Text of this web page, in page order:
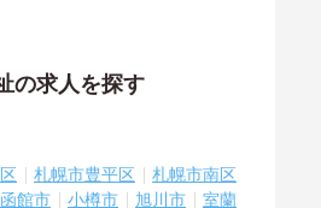
の求人を探す
札幌市豊平区
札幌市南区
函館市 小樽市 旭川市
室蘭